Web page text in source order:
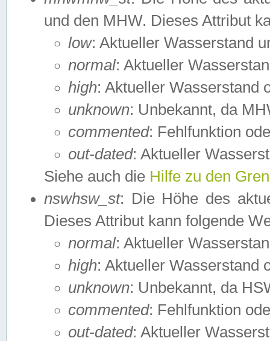
und den MHW. Dieses Attribut
low: Aktueller Wasserstand
normal: Aktueller
high: Aktueller Wasserstand
unknown: Unbekannt, da
commented: Fehlfunktion
out-dated: Aktueller
Siehe auch die Hilfe zu den
nswhsw_st: Die Höhe des
Dieses Attribut kann folgende
normal: Aktueller
high: Aktueller Wasserstand
unknown: Unbekannt, da
commented: Fehlfunktion
out-dated: Aktueller